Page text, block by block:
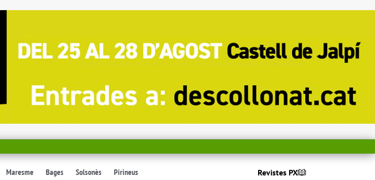
Maresme Bages Solsonès Pirineus Revistes PX